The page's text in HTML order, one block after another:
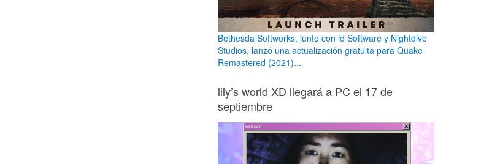
Bethesda Softworks, junto con id Software y Nightdive
Studios, lanzó una actualización gratuita para Quake
Remastered (2021)...
lily’s world XD llegará a PC el 17 de
septiembre